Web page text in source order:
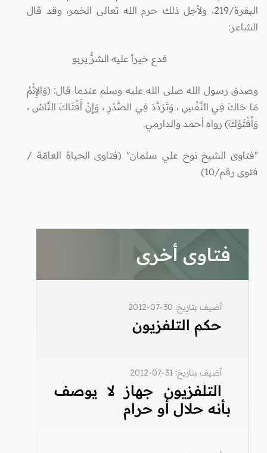
البقرة/219، ولأجل ذلك حرم الله تعالى الخمر، وقد قال
الشاعر:
فدع خيراً عليه الشرُّ يربو
وصدق رسول الله صلى الله عليه وسلم عندما قال: (وَالإِثْمُ
مَا حَاكَ فِي النَّفْسِ ، وَتَرَدَّدَ فِي الصَّدْرِ ، وَإِنْ أَفْتَاكَ النَّاسُ ،
وَأَفْتَوْكَ) رواه أحمد والدارمي.
"فتاوى الشيخ نوح علي سلمان" (فتاوى الحياة العامّة /
فتوى رقم/10)
فتاوى أخرى
أضيف بتاريخ: 30-07-2012
حكم التلفزيون
أضيف بتاريخ: 31-07-2012
التلفزيون جهاز لا يوصف
بأنه حلال أو حرام